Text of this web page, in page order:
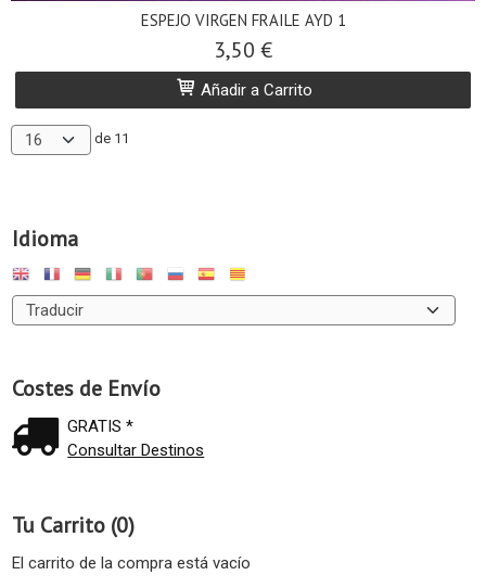
Idioma
Costes de Envío
GRATIS *
Consultar Destinos
Tu Carrito (0)
El carrito de la compra está vacío
ESPEJO VIRGEN FRAILE AYD 1
3,50 €
Añadir a Carrito
de 11